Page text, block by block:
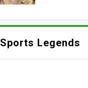
Sports Legends